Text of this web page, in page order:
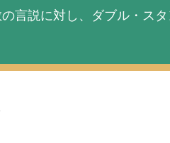
言説に対し、ダブル・ス